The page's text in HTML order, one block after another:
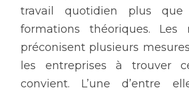
travail quotidien plus
formations théoriques. Les
préconisent plusieurs
les entreprises à trouver
convient. L’une d’entre